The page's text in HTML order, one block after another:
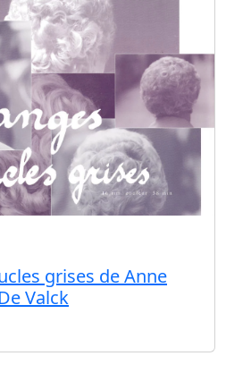
grises de Anne
Valck